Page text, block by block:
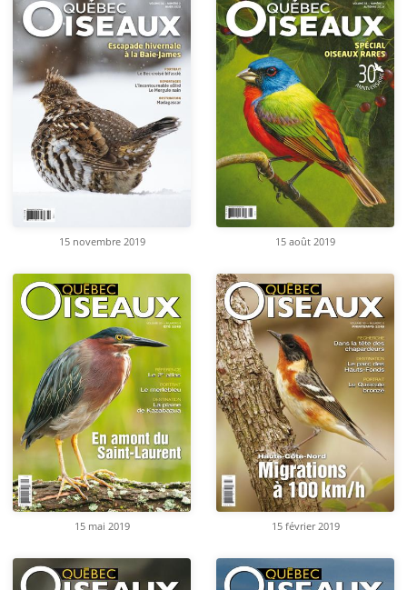
15 novembre 2019 15 août 2019
15 mai 2019 15 février 2019